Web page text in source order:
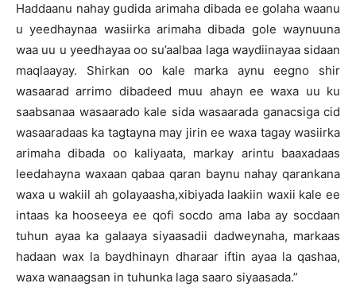
Haddaanu nahay gudida arimaha dibada ee golaha waanu
u yeedhaynaa wasiirka arimaha dibada gole waynuuna
waa uu u yeedhayaa oo su’aalbaa laga waydiinayaa sidaan
maqlaayay. Shirkan oo kale marka aynu eegno shir
wasaarad arrimo dibadeed muu ahayn ee waxa uu ku
saabsanaa wasaarado kale sida wasaarada ganacsiga cid
wasaaradaas ka tagtayna may jirin ee waxa tagay wasiirka
arimaha dibada oo kaliyaata, markay arintu baaxadaas
leedahayna waxaan qabaa qaran baynu nahay qarankana
waxa u wakiil ah golayaasha,xibiyada laakiin waxii kale ee
intaas ka hooseeya ee qofi socdo ama laba ay socdaan
tuhun ayaa ka galaaya siyaasadii dadweynaha, markaas
hadaan wax la baydhinayn dharaar iftin ayaa la qashaa,
waxa wanaagsan in tuhunka laga saaro siyaasada.”